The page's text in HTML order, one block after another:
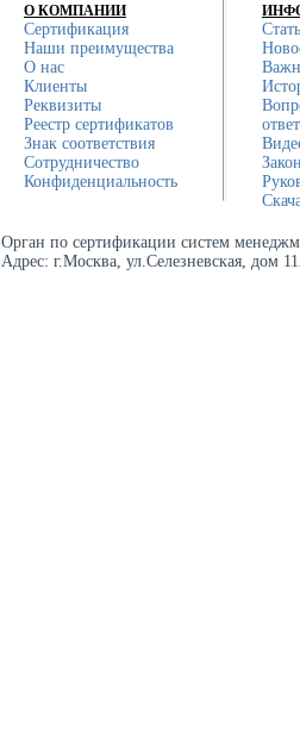
О КОМПАНИИ
Сертификация
Наши преимущества
О нас
Клиенты
Реквизиты
Реестр сертификатов
Знак соответствия
Сотрудничество
Конфиденциальность
Орган по сертификации систем
Адрес: г.Москва, ул.Селезневская, дом